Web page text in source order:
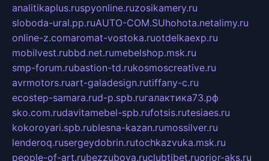
analitikaplus.ruspyonline.ruzosikamery.ru
sloboda-ural.pp.ruAUTO-COM.SUhohota.netalimy.ru
online-z.comaromat-vostoka.ruotdelkaexp.ru
mobilvest.rubbd.net.rumebelshop.msk.ru
smp-forum.rubastion-td.rukosmoscreative.ru
avrmotors.ruart-galadesign.rutiffany-c.ru
ecostep-samara.rud-p.spb.ruгалактика73.рф
sko.com.rudavitamebel-spb.rufotsis.rutesiaes.ru
kokoroyari.spb.rublesna-kazan.rumossilver.ru
lenderoq.rusergeydobrin.rutochkazvuka.msk.ru
people-of-art.rubezzubova.ruclubtibet.ruorior-aks.ru